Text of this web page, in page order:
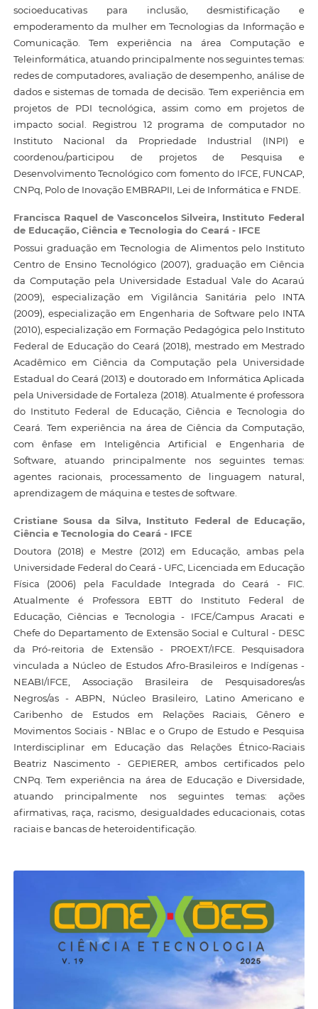
socioeducativas para inclusão, desmistificação e
empoderamento da mulher em Tecnologias da Informação e
Comunicação. Tem experiência na área Computação e
Teleinformática, atuando principalmente nos seguintes temas:
redes de computadores, avaliação de desempenho, análise de
dados e sistemas de tomada de decisão. Tem experiência em
projetos de PDI tecnológica, assim como em projetos de
impacto social. Registrou 12 programa de computador no
Instituto Nacional da Propriedade Industrial (INPI) e
coordenou/participou de projetos de Pesquisa e
Desenvolvimento Tecnológico com fomento do IFCE, FUNCAP,
CNPq, Polo de Inovação EMBRAPII, Lei de Informática e FNDE.
Francisca Raquel de Vasconcelos Silveira, Instituto Federal
de Educação, Ciência e Tecnologia do Ceará - IFCE
Possui graduação em Tecnologia de Alimentos pelo Instituto
Centro de Ensino Tecnológico (2007), graduação em Ciência
da Computação pela Universidade Estadual Vale do Acaraú
(2009), especialização em Vigilância Sanitária pelo INTA
(2009), especialização em Engenharia de Software pelo INTA
(2010), especialização em Formação Pedagógica pelo Instituto
Federal de Educação do Ceará (2018), mestrado em Mestrado
Acadêmico em Ciência da Computação pela Universidade
Estadual do Ceará (2013) e doutorado em Informática Aplicada
pela Universidade de Fortaleza (2018). Atualmente é professora
do Instituto Federal de Educação, Ciência e Tecnologia do
Ceará. Tem experiência na área de Ciência da Computação,
com ênfase em Inteligência Artificial e Engenharia de
Software, atuando principalmente nos seguintes temas:
agentes racionais, processamento de linguagem natural,
aprendizagem de máquina e testes de software.
Cristiane Sousa da Silva, Instituto Federal de Educação,
Ciência e Tecnologia do Ceará - IFCE
Doutora (2018) e Mestre (2012) em Educação, ambas pela
Universidade Federal do Ceará - UFC, Licenciada em Educação
Física (2006) pela Faculdade Integrada do Ceará - FIC.
Atualmente é Professora EBTT do Instituto Federal de
Educação, Ciências e Tecnologia - IFCE/Campus Aracati e
Chefe do Departamento de Extensão Social e Cultural - DESC
da Pró-reitoria de Extensão - PROEXT/IFCE. Pesquisadora
vinculada a Núcleo de Estudos Afro-Brasileiros e Indígenas -
NEABI/IFCE, Associação Brasileira de Pesquisadores/as
Negros/as - ABPN, Núcleo Brasileiro, Latino Americano e
Caribenho de Estudos em Relações Raciais, Gênero e
Movimentos Sociais - NBlac e o Grupo de Estudo e Pesquisa
Interdisciplinar em Educação das Relações Étnico-Raciais
Beatriz Nascimento - GEPIERER, ambos certificados pelo
CNPq. Tem experiência na área de Educação e Diversidade,
atuando principalmente nos seguintes temas: ações
afirmativas, raça, racismo, desigualdades educacionais, cotas
raciais e bancas de heteroidentificação.